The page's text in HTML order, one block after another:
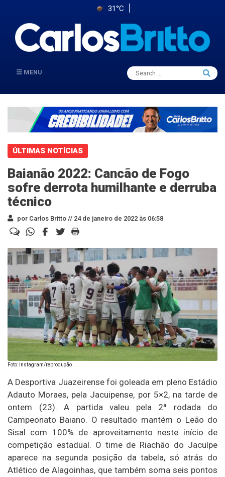
31°C
MENU
Search
for:
Search
ÚLTIMAS NOTÍCIAS
Baianão 2022: Cancão de Fogo
sofre derrota humilhante e derruba
técnico
por Carlos Britto // 24 de janeiro de 2022 às 06:58
Foto: Instagram/reprodução
A Desportiva Juazeirense foi goleada em pleno Estádio
Adauto Moraes, pela Jacuipense, por 5×2, na tarde de
ontem (23). A partida valeu pela 2ª rodada do
Campeonato Baiano. O resultado mantém o Leão do
Sisal com 100% de aproveitamento neste início de
competição estadual. O time de Riachão do Jacuípe
aparece na segunda posição da tabela, só atrás do
Atlético de Alagoinhas, que também soma seis pontos